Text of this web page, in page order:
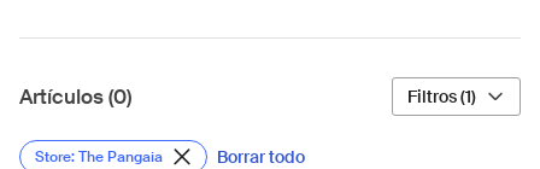
Artículos (0) Filtros (1)
Store: The Pangaia Borrar todo